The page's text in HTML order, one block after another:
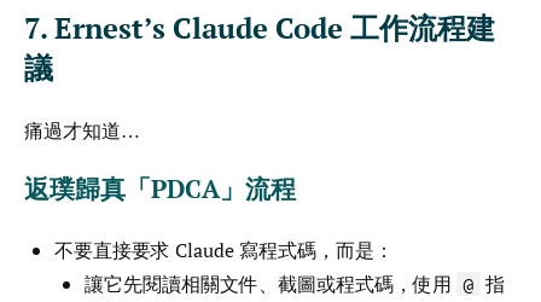
7. Ernest’s Claude Code 工作流程建
議
痛過才知道…
返璞歸真「PDCA」流程
不要直接要求 Claude 寫程式碼，而是：
讓它先閱讀相關文件、截圖或程式碼，使用 @ 指